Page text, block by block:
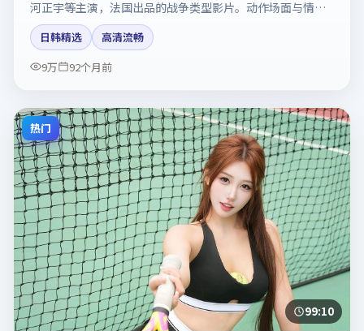
河正宇等主演，法国出品的战争类型影片。动作场面与情感
戏比例拿捏得当。剧情简介与主创信息可供检索参考，上映
日期以片方资料为准。
日韩精选
高清流畅
9万
92个月前
热门
99:10